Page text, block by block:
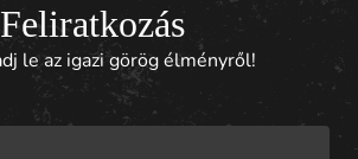
Feliratkozás
le az igazi görög élményről!